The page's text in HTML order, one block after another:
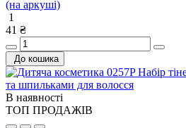
(на аркуші)
1
41 ₴
До кошика
В наявності
ТОП ПРОДАЖІВ